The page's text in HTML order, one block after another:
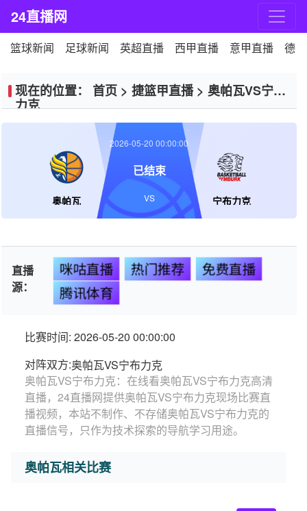
24直播网
篮球新闻 足球新闻 英超直播 西甲直播 意甲直播 德
现在的位置： 首页 > 捷篮甲直播> 奥帕瓦VS宁布
力克
奥帕瓦 宁布力克
2026-05-20 00:00:00
已结束
VS
直播
源：
咪咕直播 热门推荐
免费直播
腾讯体育
比赛时间: 2026-05-20 00:00:00
对阵双方:奥帕瓦VS宁布力克
奥帕瓦VS宁布力克：在线看奥帕瓦VS宁布力克高清
直播，24直播网提供奥帕瓦VS宁布力克现场比赛直
播视频，本站不制作、不存储奥帕瓦VS宁布力克的
直播信号，只作为技术探索的导航学习用途。
奥帕瓦相关比赛